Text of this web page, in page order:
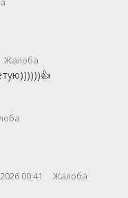
Жалоба
00:41 Жалоба